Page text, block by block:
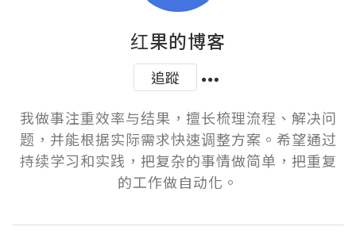
红果的博客
追蹤
我做事注重效率与结果，擅长梳理流程、解决问
题，并能根据实际需求快速调整方案。希望通过
持续学习和实践，把复杂的事情做简单，把重复